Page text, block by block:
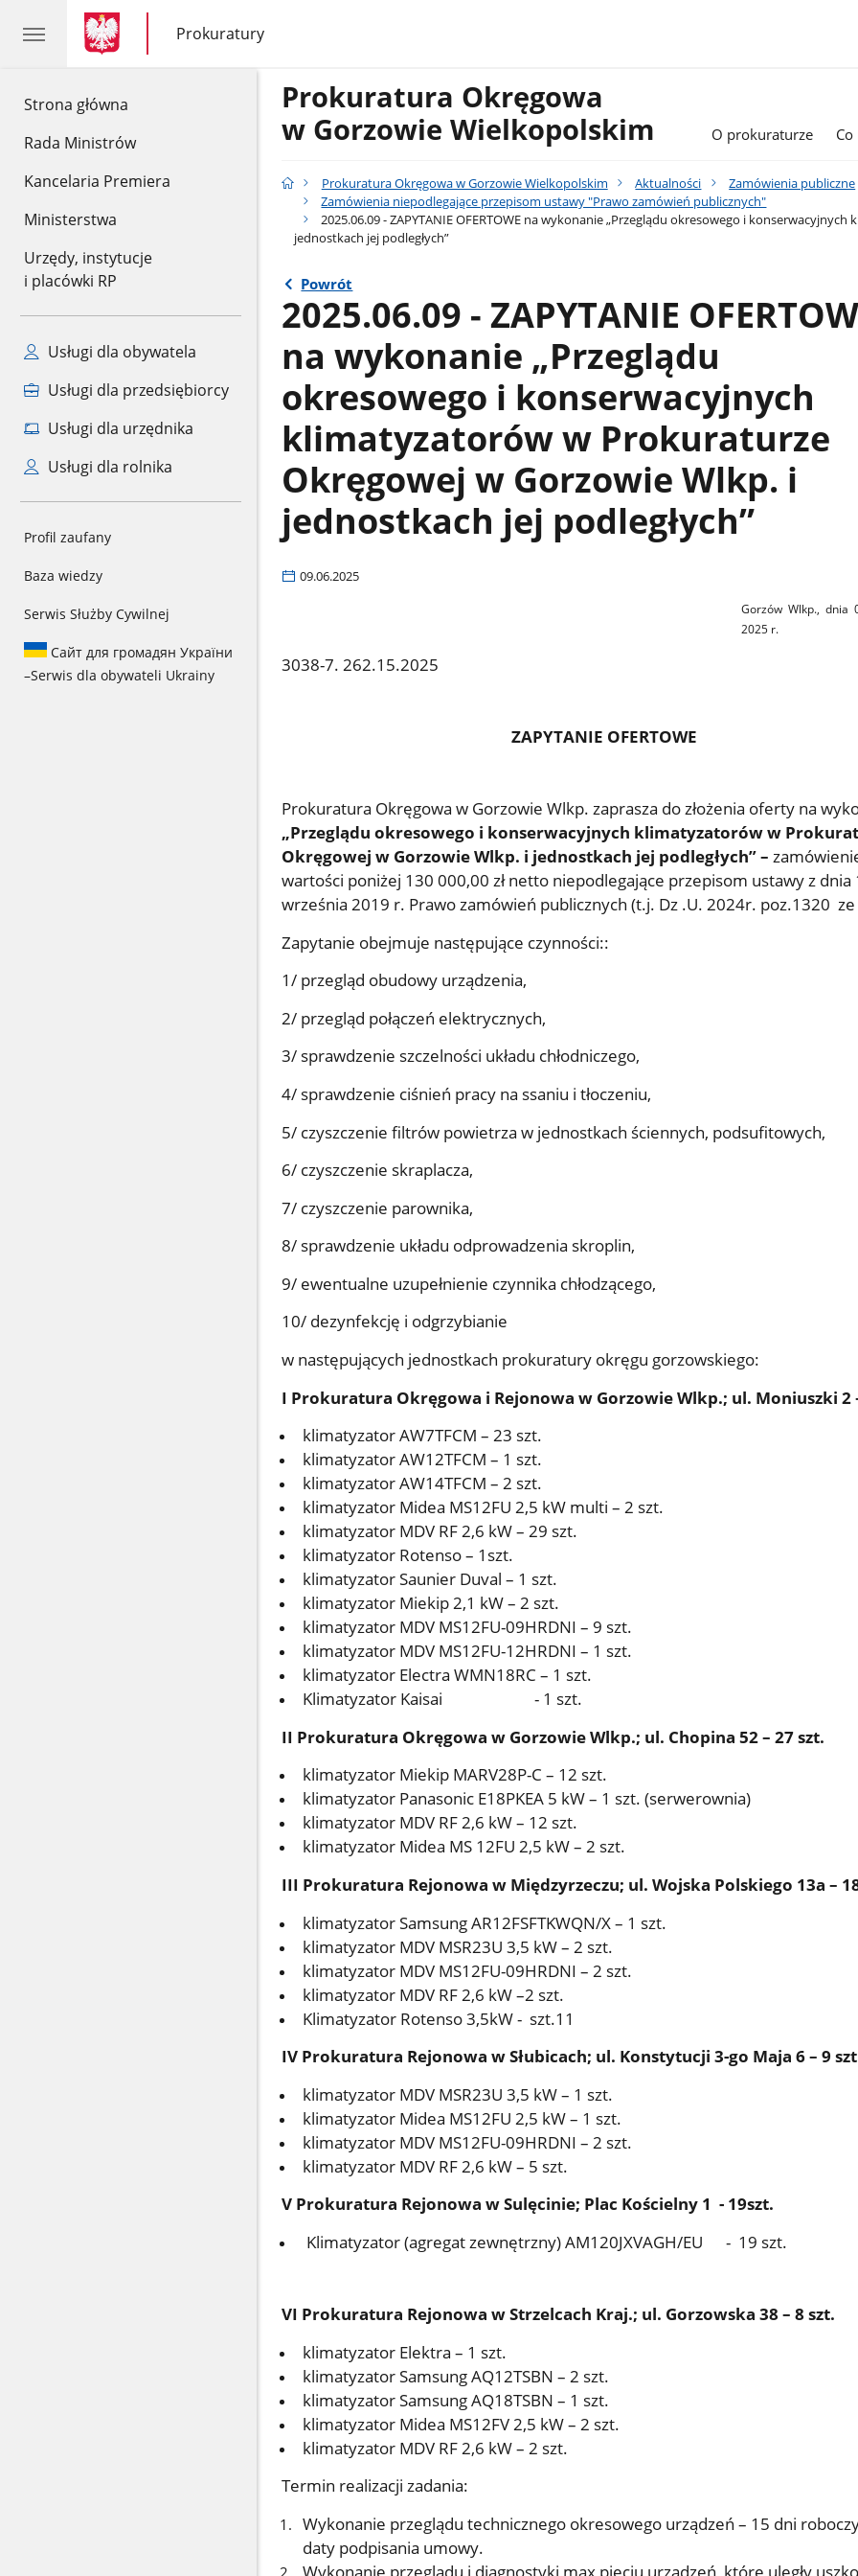
Strona główna
Rada Ministrów
Kancelaria Premiera
Ministerstwa
Urzędy, instytucje
i placówki RP
Usługi dla obywatela
Usługi dla przedsiębiorcy
Usługi dla urzędnika
Usługi dla rolnika
Profil zaufany
Baza wiedzy
Serwis Służby Cywilnej
Сайт для громадян України
–Serwis dla obywateli Ukrainy
gov.pl
gov.pl
Prokuratury
gov.pl
Prokuratury
Prokuratura Okręgowa
w Gorzowie Wielkopolskim
O prokuraturze
Prokuratura Okręgowa w Gorzowie Wielkopolskim Aktualności
Zamówienia publiczne
Zamówienia niepodlegające przepisom ustawy "Prawo zamówień publicznych"
2025.06.09 - ZAPYTANIE OFERTOWE na wykonanie „Przeglądu okresowego i
jednostkach jej podległych”
Powrót
2025.06.09 - ZAPYTANIE
na wykonanie „Przeglądu
okresowego i konserwacyjnych
klimatyzatorów w Prokuraturze
Okręgowej w Gorzowie Wlkp. i
jednostkach jej podległych”
09.06.2025
Gorzów Wlkp., dnia
2025r.
3038-7. 262.15.2025
ZAPYTANIE OFERTOWE
Prokuratura Okręgowa w Gorzowie Wlkp. zaprasza do złożenia oferty na
„Przeglądu okresowego i konserwacyjnych klimatyzatorów w
Okręgowej w Gorzowie Wlkp. i jednostkach jej podległych” –
wartości poniżej 130 000,00 zł netto niepodlegające przepisom ustawy z dnia
września 2019 r. Prawo zamówień publicznych (t.j. Dz .U. 2024r. poz.1320
Zapytanie obejmuje następujące czynności::
1/ przegląd obudowy urządzenia,
2/ przegląd połączeń elektrycznych,
3/ sprawdzenie szczelności układu chłodniczego,
4/ sprawdzenie ciśnień pracy na ssaniu i tłoczeniu,
5/ czyszczenie filtrów powietrza w jednostkach ściennych, podsufitowych,
6/ czyszczenie skraplacza,
7/ czyszczenie parownika,
8/ sprawdzenie układu odprowadzenia skroplin,
9/ ewentualne uzupełnienie czynnika chłodzącego,
10/ dezynfekcję i odgrzybianie
w następujących jednostkach prokuratury okręgu gorzowskiego:
I Prokuratura Okręgowa i Rejonowa w Gorzowie Wlkp.; ul. Moniuszki 2
klimatyzator AW7TFCM – 23 szt.
klimatyzator AW12TFCM – 1 szt.
klimatyzator AW14TFCM – 2 szt.
klimatyzator Midea MS12FU 2,5 kW multi – 2 szt.
klimatyzator MDV RF 2,6 kW – 29 szt.
klimatyzator Rotenso – 1szt.
klimatyzator Saunier Duval – 1 szt.
klimatyzator Miekip 2,1 kW – 2 szt.
klimatyzator MDV MS12FU-09HRDNI – 9 szt.
klimatyzator MDV MS12FU-12HRDNI – 1 szt.
klimatyzator Electra WMN18RC – 1 szt.
Klimatyzator Kaisai - 1 szt.
II Prokuratura Okręgowa w Gorzowie Wlkp.; ul. Chopina 52 – 27 szt.
klimatyzator Miekip MARV28P-C – 12 szt.
klimatyzator Panasonic E18PKEA 5 kW – 1 szt. (serwerownia)
klimatyzator MDV RF 2,6 kW – 12 szt.
klimatyzator Midea MS 12FU 2,5 kW – 2 szt.
III Prokuratura Rejonowa w Międzyrzeczu; ul. Wojska Polskiego 13a –
klimatyzator Samsung AR12FSFTKWQN/X – 1 szt.
klimatyzator MDV MSR23U 3,5 kW – 2 szt.
klimatyzator MDV MS12FU-09HRDNI – 2 szt.
klimatyzator MDV RF 2,6 kW –2 szt.
Klimatyzator Rotenso 3,5kW - szt.11
IV Prokuratura Rejonowa w Słubicach; ul. Konstytucji 3-go Maja 6 – 9
klimatyzator MDV MSR23U 3,5 kW – 1 szt.
klimatyzator Midea MS12FU 2,5 kW – 1 szt.
klimatyzator MDV MS12FU-09HRDNI – 2 szt.
klimatyzator MDV RF 2,6 kW – 5 szt.
V Prokuratura Rejonowa w Sulęcinie; Plac Kościelny 1 - 19szt.
Klimatyzator (agregat zewnętrzny) AM120JXVAGH/EU - 19 szt.
VI Prokuratura Rejonowa w Strzelcach Kraj.; ul. Gorzowska 38 – 8 szt.
klimatyzator Elektra – 1 szt.
klimatyzator Samsung AQ12TSBN – 2 szt.
klimatyzator Samsung AQ18TSBN – 1 szt.
klimatyzator Midea MS12FV 2,5 kW – 2 szt.
klimatyzator MDV RF 2,6 kW – 2 szt.
Termin realizacji zadania:
Wykonanie przeglądu technicznego okresowego urządzeń – 15 dni
daty podpisania umowy.
Wykonanie przeglądu i diagnostyki max pięciu urządzeń, które uległy